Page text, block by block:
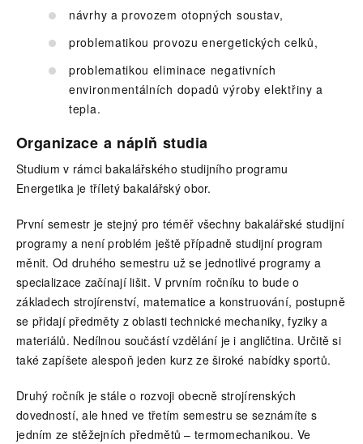
návrhy a provozem otopných soustav,
problematikou provozu energetických celků,
problematikou eliminace negativních
environmentálních dopadů výroby elektřiny a
tepla.
Organizace a náplň studia
Studium v rámci bakalářského studijního programu
Energetika je tříletý bakalářský obor.
První semestr je stejný pro téměř všechny bakalářské studijní
programy a není problém ještě případně studijní program
měnit. Od druhého semestru už se jednotlivé programy a
specializace začínají lišit. V prvním ročníku to bude o
základech strojírenství, matematice a konstruování, postupně
se přidají předměty z oblasti technické mechaniky, fyziky a
materiálů. Nedílnou součástí vzdělání je i angličtina. Určitě si
také zapíšete alespoň jeden kurz ze široké nabídky sportů.
Druhý ročník je stále o rozvoji obecně strojírenských
dovedností, ale hned ve třetím semestru se seznámíte s
jedním ze stěžejních předmětů – termomechanikou. Ve